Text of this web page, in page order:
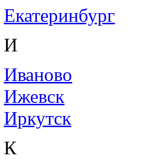
Екатеринбург
И
Иваново
Ижевск
Иркутск
К